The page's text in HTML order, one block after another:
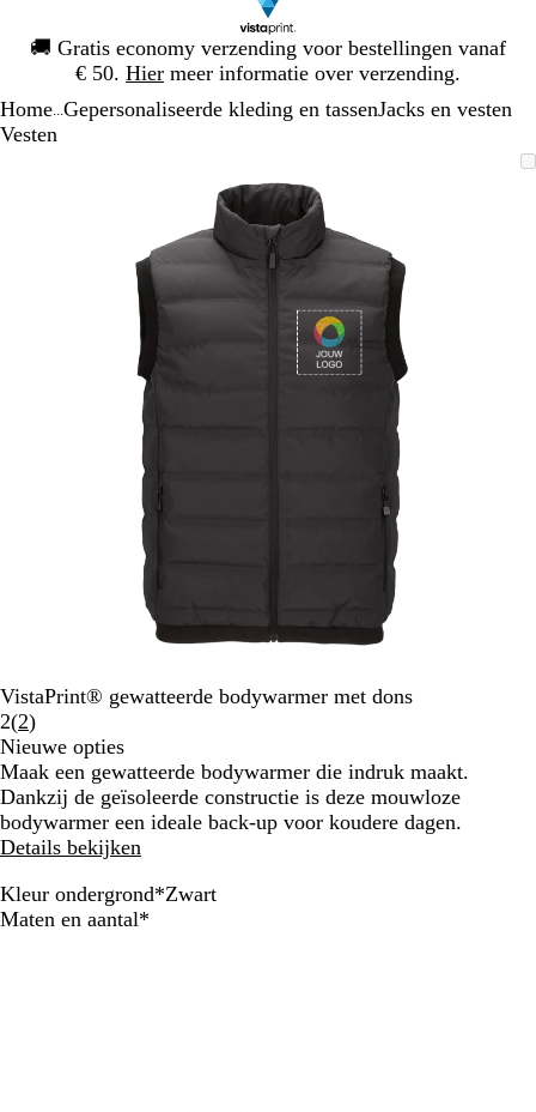
🚚 Gratis economy verzending voor bestellingen vanaf
€ 50. Hier meer informatie over verzending.
1
Home Gepersonaliseerde kleding en tassenJacks en vesten
Vesten
afbeelding
tot
minimum
om
uit
te
vouwen
plus-
en
mintoetsen
om
zoomen
pijltjestoetsen
VistaPrint® gewatteerde bodywarmer met dons
2(2Lees
2
klantbeoordelingen
)
Nieuwe opties
Maak een gewatteerde bodywarmer die indruk maakt.
Dankzij de geïsoleerde constructie is deze mouwloze
bodywarmer een ideale back-up voor koudere dagen.
Details bekijken
Kleur ondergrond*Zwart
Z
M
D
O
Maten en aantal*